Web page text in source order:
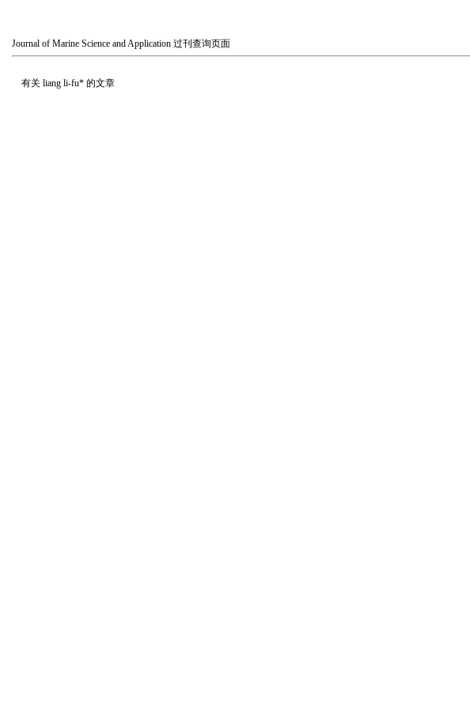
Journal of Marine Science and Application 过刊查询页面
有关 liang li-fu* 的文章